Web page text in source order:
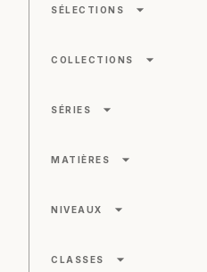
SÉLECTIONS arrow_drop_down
COLLECTIONS arrow_drop_down
SÉRIES arrow_drop_down
MATIÈRES arrow_drop_down
NIVEAUX arrow_drop_down
CLASSES arrow_drop_down